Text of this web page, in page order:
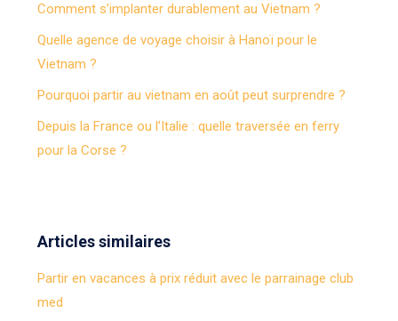
Comment s’implanter durablement au Vietnam ?
Quelle agence de voyage choisir à Hanoï pour le
Vietnam ?
Pourquoi partir au vietnam en août peut surprendre ?
Depuis la France ou l’Italie : quelle traversée en ferry
pour la Corse ?
Articles similaires
Partir en vacances à prix réduit avec le parrainage club
med